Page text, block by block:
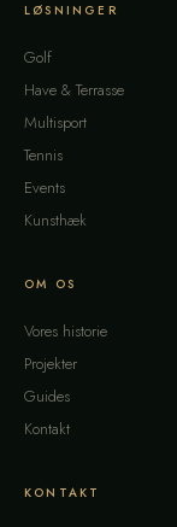
LØSNINGER
Golf
Have & Terrasse
Multisport
Tennis
Events
Kunsthæk
OM OS
Vores historie
Projekter
Guides
Kontakt
KONTAKT